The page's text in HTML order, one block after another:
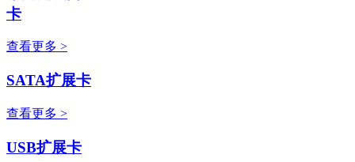
卡
查看更多 >
SATA扩展卡
查看更多 >
USB扩展卡